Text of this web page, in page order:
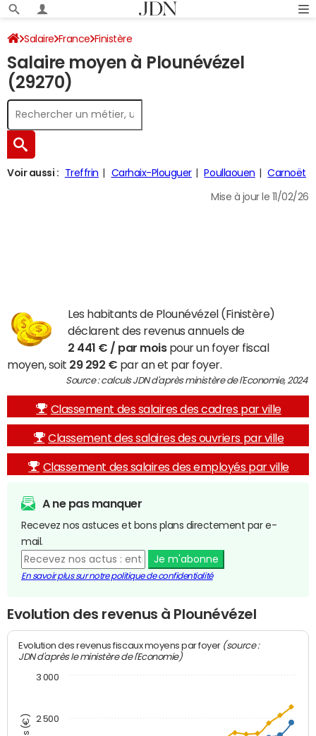
Salaire France Finistère
Salaire moyen à Plounévézel
(29270)
Voir aussi : Treffrin Carhaix-Plouguer Poullaouen Carnoët
Mise à jour le 11/02/26
Les habitants de Plounévézel (Finistère)
déclarent des revenus annuels de
2 441 € / par moispour un foyer fiscal
moyen, soit 29 292 € par an et par foyer.
Source : calculs JDN d'après ministère de l'Economie, 2024
Classement des salaires des cadres par ville
Classement des salaires des ouvriers par ville
Classement des salaires des employés par ville
A ne pas manquer
Recevez nos astuces et bons plans directement par e-
mail.
Je m'abonne
En savoir plus sur notre politique de confidentialité
Evolution des revenus à Plounévézel
Evolution des revenus fiscaux moyens par foyer (source :
JDN d'après le ministère de l'Economie)
2 500
3 000